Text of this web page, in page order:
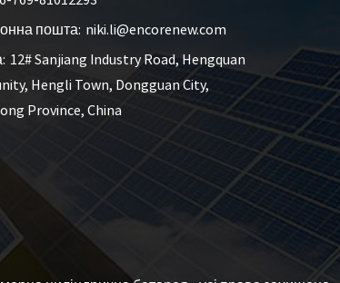
пошта: niki.li@encorenew.com
12# Sanjiang Industry Road, Hengquan
Hengli Town, Dongguan City,
Province, China